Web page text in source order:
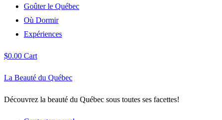
Goûter le Québec
Où Dormir
Expériences
$0.00 Cart
La Beauté du Québec
Découvrez la beauté du Québec sous toutes ses facettes!